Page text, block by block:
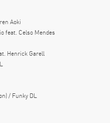
Aoki
feat. Celso Mendes
Henrick Garell
/ Funky DL